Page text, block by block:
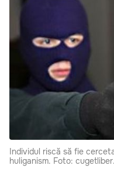
Individul riscă să fie
huliganism. Foto: